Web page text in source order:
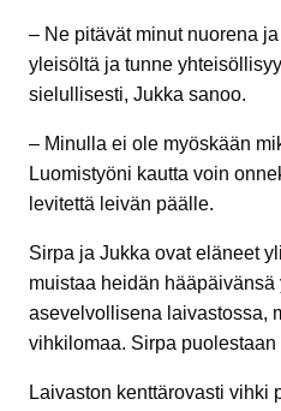
– Ne pitävät minut nuorena
yleisöltä ja tunne
sielullisesti, Jukka sanoo.
– Minulla ei ole myöskään
Luomistyöni kautta voin
levitettä leivän päälle.
Sirpa ja Jukka ovat eläneet
muistaa heidän
asevelvollisena laivastossa,
vihkilomaa. Sirpa puolestaan
Laivaston kenttärovasti vihki